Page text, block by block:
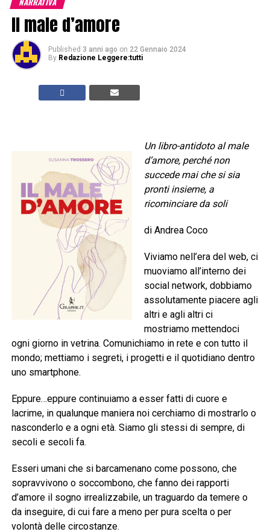
NARRATIVA
Il male d’amore
Published 3 anni ago on 22 Gennaio 2024
By Redazione Leggere:tutti
Un libro-antidoto al male
d’amore, perché non
succede mai che si sia
pronti insieme, a
ricominciare da soli
di Andrea Coco
Viviamo nell’era del web, ci
muoviamo all’interno dei
social network, dobbiamo
assolutamente piacere agli
altri e agli altri ci
mostriamo mettendoci
ogni giorno in vetrina. Comunichiamo in rete e con tutto il
mondo; mettiamo i segreti, i progetti e il quotidiano dentro
uno smartphone.
Eppure…eppure continuiamo a esser fatti di cuore e
lacrime, in qualunque maniera noi cerchiamo di mostrarlo o
nasconderlo e a ogni età. Siamo gli stessi di sempre, di
secoli e secoli fa.
Esseri umani che si barcamenano come possono, che
sopravvivono o soccombono, che fanno dei rapporti
d’amore il sogno irrealizzabile, un traguardo da temere o
da inseguire, di cui fare a meno per pura scelta o per
volontà delle circostanze.